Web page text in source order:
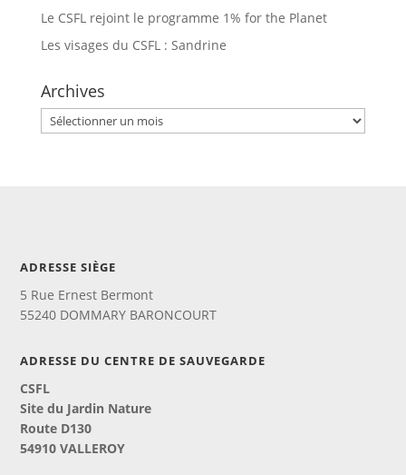
Le CSFL rejoint le programme 1% for the Planet
Les visages du CSFL : Sandrine
Archives
Archives
ADRESSE SIÈGE
5 Rue Ernest Bermont
55240 DOMMARY BARONCOURT
ADRESSE DU CENTRE DE SAUVEGARDE
CSFL
Site du Jardin Nature
Route D130
54910 VALLEROY